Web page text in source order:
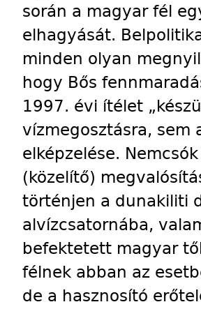
során a magyar fél
elhagyását.
minden olyan
hogy Bős
1997. évi ítélet
vízmegosztásra, sem
elképzelése.
(közelítő)
történjen a dunakiliti
alvízcsatornába,
befektetett magyar
félnek abban az
de a hasznosító